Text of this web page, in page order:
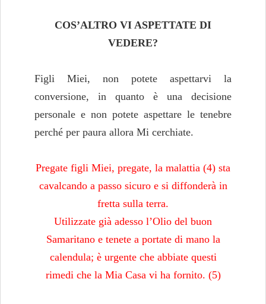
COS’ALTRO VI ASPETTATE DI
VEDERE?
Figli Miei, non potete aspettarvi la
conversione, in quanto è una decisione
personale e non potete aspettare le tenebre
perché per paura allora Mi cerchiate.
Pregate figli Miei, pregate, la malattia (4) sta
cavalcando a passo sicuro e si diffonderà in
fretta sulla terra.
Utilizzate già adesso l’Olio del buon
Samaritano e tenete a portate di mano la
calendula; è urgente che abbiate questi
rimedi che la Mia Casa vi ha fornito. (5)